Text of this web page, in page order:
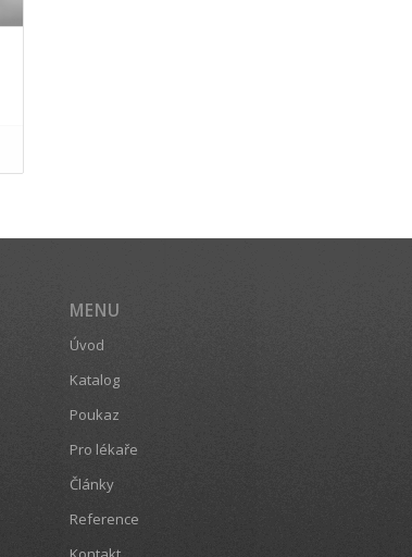
MENU
Úvod
Katalog
Poukaz
Pro lékaře
Články
Reference